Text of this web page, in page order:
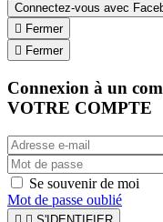
Connectez-vous avec
 Fermer
 Fermer
Connexion à un
VOTRE COMPTE
Se souvenir de moi
Mot de passe oublié